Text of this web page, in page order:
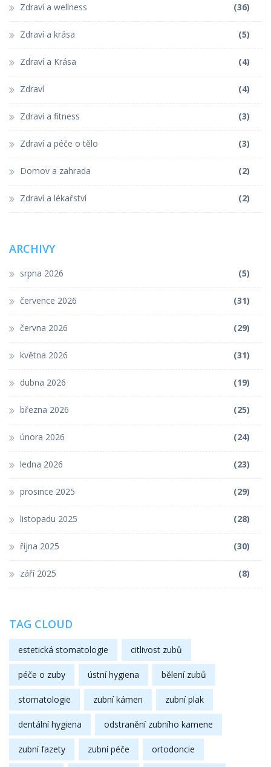
Zdraví a wellness (36)
Zdraví a krása (5)
Zdraví a Krása (4)
Zdraví (4)
Zdraví a fitness (3)
Zdraví a péče o tělo (3)
Domov a zahrada (2)
Zdraví a lékařství (2)
ARCHIVY
srpna 2026 (5)
července 2026 (31)
června 2026 (29)
května 2026 (31)
dubna 2026 (19)
března 2026 (25)
února 2026 (24)
ledna 2026 (23)
prosince 2025 (29)
listopadu 2025 (28)
října 2025 (30)
září 2025 (8)
TAG CLOUD
estetická stomatologie citlivost zubů
péče o zuby ústní hygiena bělení zubů
stomatologie zubní kámen zubní plak
dentální hygiena odstranění zubního kamene
zubní fazety zubní péče ortodoncie